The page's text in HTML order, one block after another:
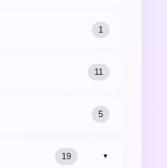
1
11
5
19 ▼